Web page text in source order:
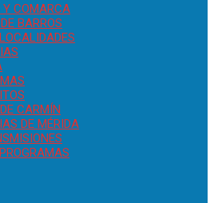
Y COMARCA
BARROS
CARMÍN
DE MÉRIDA